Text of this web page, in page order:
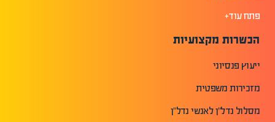
פתח עוד+
הכשרות מקצועיות
ייעוץ פנסיוני
מזכירות משפטית
מסלול נדל"ן לאנשי נדל"ן